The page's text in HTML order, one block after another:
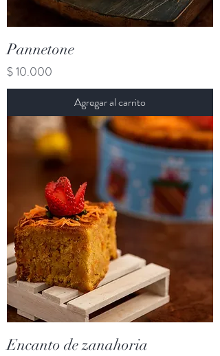
Pannetone
Precio
$ 10.000
Agregar al carrito
Encanto de zanahoria